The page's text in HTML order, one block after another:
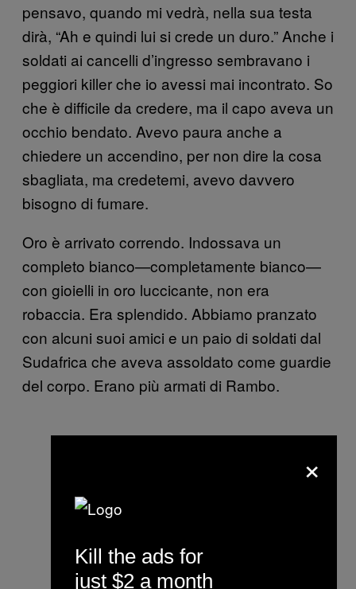
pensavo, quando mi vedrà, nella sua testa
dirà, “Ah e quindi lui si crede un duro.” Anche i
soldati ai cancelli d’ingresso sembravano i
peggiori killer che io avessi mai incontrato. So
che è difficile da credere, ma il capo aveva un
occhio bendato. Avevo paura anche a
chiedere un accendino, per non dire la cosa
sbagliata, ma credetemi, avevo davvero
bisogno di fumare.
Oro è arrivato correndo. Indossava un
completo bianco—completamente bianco—
con gioielli in oro luccicante, non era
robaccia. Era splendido. Abbiamo pranzato
con alcuni suoi amici e un paio di soldati dal
Sudafrica che aveva assoldato come guardie
del corpo. Erano più armati di Rambo.
×
Kill the ads for
just $2 a month